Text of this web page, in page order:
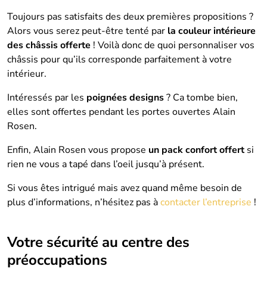
Toujours pas satisfaits des deux premières propositions ?
Alors vous serez peut-être tenté par la couleur intérieure
des châssis offerte ! Voilà donc de quoi personnaliser vos
châssis pour qu’ils corresponde parfaitement à votre
intérieur.
Intéressés par les poignées designs? Ca tombe bien,
elles sont offertes pendant les portes ouvertes Alain
Rosen.
Enfin, Alain Rosen vous propose un pack confort offertsi
rien ne vous a tapé dans l’oeil jusqu’à présent.
Si vous êtes intrigué mais avez quand même besoin de
plus d’informations, n’hésitez pas àcontacter l’entreprise !
Votre sécurité au centre des
préoccupations